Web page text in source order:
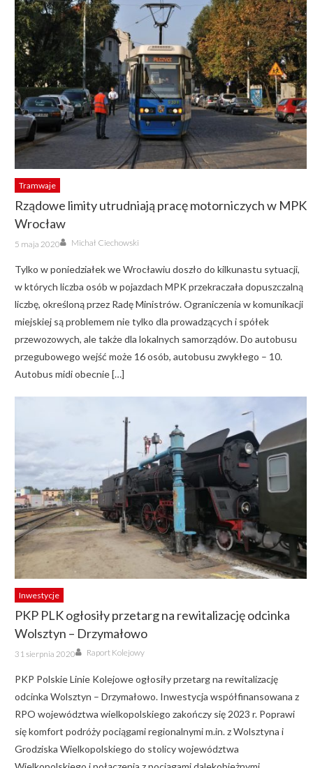
Tramwaje
Rządowe limity utrudniają pracę motorniczych w MPK
Wrocław
Posted
on
5 maja 2020 Author
Michał Ciechowski
Tylko w poniedziałek we Wrocławiu doszło do kilkunastu sytuacji,
w których liczba osób w pojazdach MPK przekraczała dopuszczalną
liczbę, określoną przez Radę Ministrów. Ograniczenia w komunikacji
miejskiej są problemem nie tylko dla prowadzących i spółek
przewozowych, ale także dla lokalnych samorządów. Do autobusu
przegubowego wejść może 16 osób, autobusu zwykłego – 10.
Autobus midi obecnie […]
Inwestycje
PKP PLK ogłosiły przetarg na rewitalizację odcinka
Wolsztyn – Drzymałowo
Posted
on
31 sierpnia 2020 Author
Raport Kolejowy
PKP Polskie Linie Kolejowe ogłosiły przetarg na rewitalizację
odcinka Wolsztyn – Drzymałowo. Inwestycja współfinansowana z
RPO województwa wielkopolskiego zakończy się 2023 r. Poprawi
się komfort podróży pociągami regionalnymi m.in. z Wolsztyna i
Grodziska Wielkopolskiego do stolicy województwa